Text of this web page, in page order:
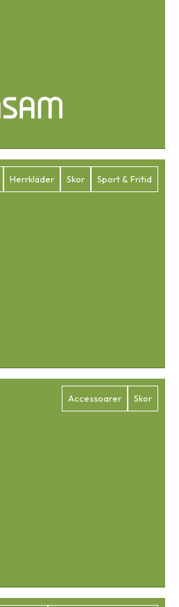
Herrkläder Skor Sport & Fritid
Accessoarer Skor